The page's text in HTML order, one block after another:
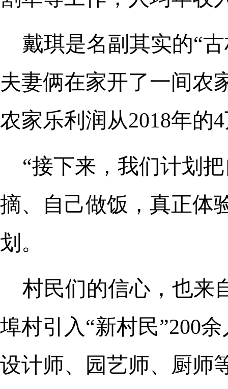
戴琪是名副其实的“
夫妻俩在家开了一间农
农家乐利润从2018年的
“接下来，我们计划
摘、自己做饭，真正体
划。
村民们的信心，也来
埠村引入“新村民”200
设计师、园艺师、厨师